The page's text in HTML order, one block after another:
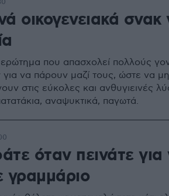
οικογενειακά σνακ
που απασχολεί πολλούς
για να πάρουν μαζί τους, ώστε να
στις εύκολες και ανθυγιεινές
αναψυκτικά, παγωτά.
όταν πεινάτε
γραμμάριο